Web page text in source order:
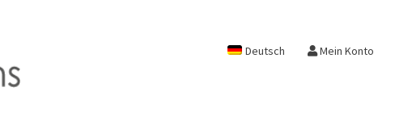
Deutsch Mein Konto